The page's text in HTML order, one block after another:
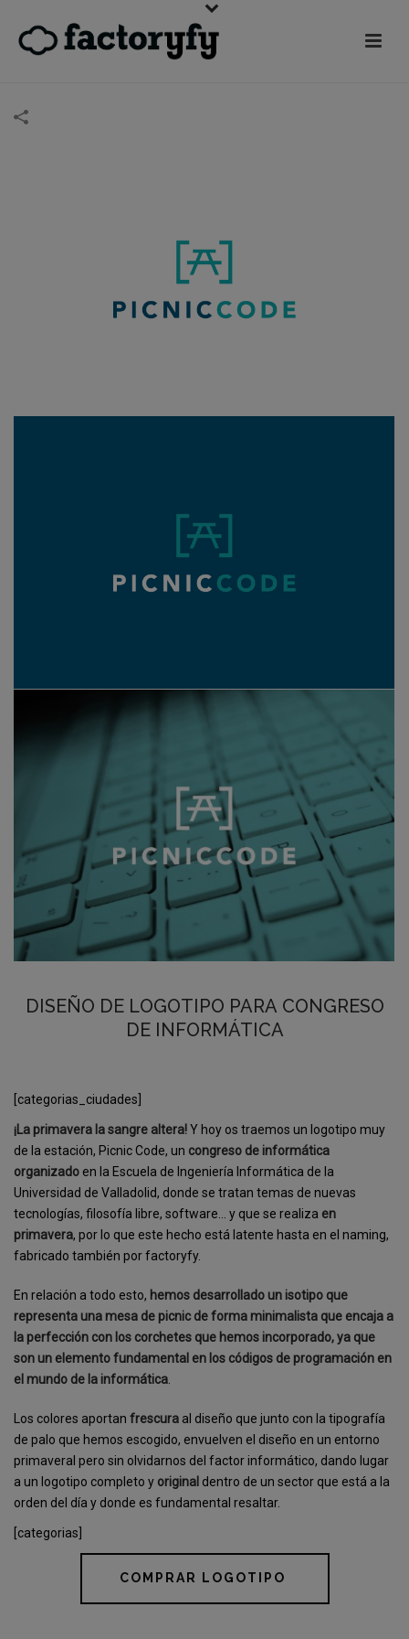
DISEÑO DE LOGOTIPO PARA CONGRESO
DE INFORMÁTICA
[categorias_ciudades]
¡La primavera la sangre altera!Y hoy os traemos un logotipo muy
de la estación, Picnic Code, un congreso de informática
organizado en la Escuela de Ingeniería Informática de la
Universidad de Valladolid, donde se tratan temas de nuevas
tecnologías, filosofía libre, software… y que se realiza en
primavera, por lo que este hecho está latente hasta en el naming,
fabricado también por factoryfy.
En relación a todo esto, hemos desarrollado un isotipo que
representa una mesa de picnic de forma minimalista que encaja a
la perfección con los corchetes que hemos incorporado, ya que
son un elemento fundamental en los códigos de programación en
el mundo de la informática
Los colores aportan frescura al diseño que junto con la tipografía
de palo que hemos escogido, envuelven el diseño en un entorno
primaveral pero sin olvidarnos del factor informático, dando lugar
a un logotipo completo y original dentro de un sector que está a la
orden del día y donde es fundamental resaltar.
[categorias]
COMPRAR LOGOTIPO